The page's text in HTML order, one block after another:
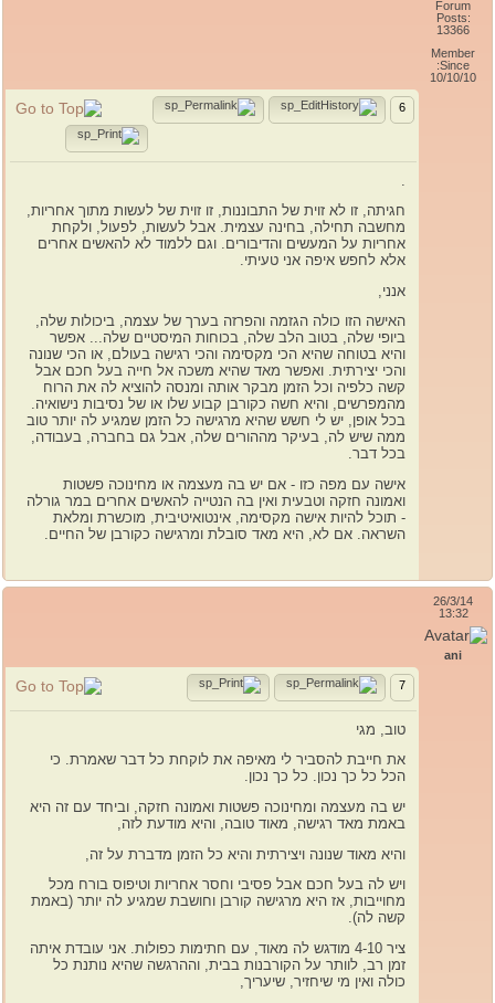
Forum
Posts:
13366
Member
Since:
10/10/10
6
חגיתה, זו לא זוית של התבוננות, זו זוית של לעשות מתוך אחריות,
מחשבה תחילה, בחינה עצמית. אבל לעשות, לפעול, ולקחת
אחריות על המעשים והדיבורים. וגם ללמוד לא להאשים אחרים
אלא לחפש איפה אני טעיתי.
אנני,
האישה הזו כולה הגזמה והפרזה בערך של עצמה, ביכולות שלה,
ביופי שלה, בטוב הלב שלה, בכוחות המיסטיים שלה... אפשר
והיא בטוחה שהיא הכי מקסימה והכי רגישה בעולם, או הכי שנונה
והכי יצירתית. ואפשר מאד שהיא משכה אל חייה בעל חכם אבל
קשה כלפיה וכל הזמן מבקר אותה ומנסה להוציא לה את הרוח
מהמפרשים, והיא חשה כקורבן קבוע שלו או של נסיבות נישואיה.
בכל אופן, יש לי חשש שהיא מרגישה כל הזמן שמגיע לה יותר טוב
ממה שיש לה, בעיקר מההורים שלה, אבל גם בחברה, בעבודה,
בכל דבר.
אישה עם מפה כזו - אם יש בה מעצמה או מחינוכה פשטות
ואמונה חזקה וטבעית ואין בה הנטייה להאשים אחרים במר גורלה
- תוכל להיות אישה מקסימה, אינטואיטיבית, מוכשרת ומלאת
השראה. אם לא, היא מאד סובלת ומרגישה כקורבן של החיים.
26/3/14
13:32
ani
7
טוב, מגי
את חייבת להסביר לי מאיפה את לוקחת כל דבר שאמרת. כי
הכל כל כך נכון. כל כך נכון.
יש בה מעצמה ומחינוכה פשטות ואמונה חזקה, וביחד עם זה היא
באמת מאד רגישה, מאוד טובה, והיא מודעת לזה,
והיא מאוד שנונה ויצירתית והיא כל הזמן מדברת על זה,
ויש לה בעל חכם אבל פסיבי וחסר אחריות וטיפוס בורח מכל
מחוייבות, אז היא מרגישה קורבן וחושבת שמגיע לה יותר (באמת
קשה לה).
ציר 4-10 מודגש לה מאוד, עם חתימות כפולות. אני עובדת איתה
זמן רב, לוותר על הקורבנות בבית, וההרגשה שהיא נותנת כל
כולה ואין מי שיחזיר, שיעריך,